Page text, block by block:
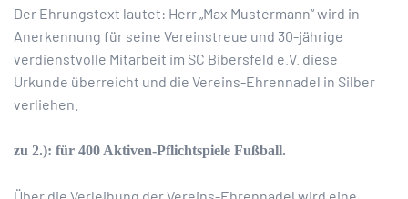
Der Ehrungstext lautet: Herr „Max Mustermann“ wird in
Anerkennung für seine Vereinstreue und 30-jährige
verdienstvolle Mitarbeit im SC Bibersfeld e.V. diese
Urkunde überreicht und die Vereins-Ehrennadel in Silber
verliehen.
zu 2.): für 400 Aktiven-Pflichtspiele Fußball.